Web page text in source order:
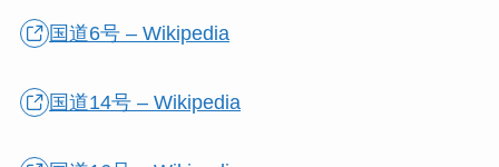
国道6号 – Wikipedia
国道14号 – Wikipedia